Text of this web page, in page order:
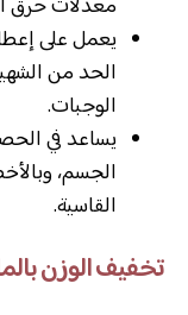
يعمل على
الحد من
الوجبات.
يساعد في
الجسم،
القاسية.
تخفيف الوزن